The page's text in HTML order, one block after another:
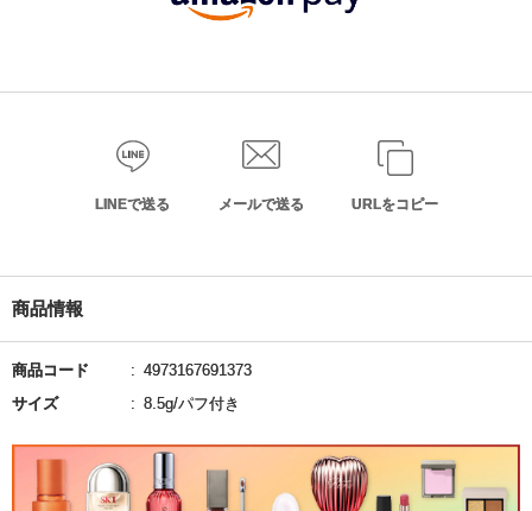
LINEで送る メールで送る URLをコピー
商品情報
商品コード
4973167691373
サイズ
8.5g/パフ付き